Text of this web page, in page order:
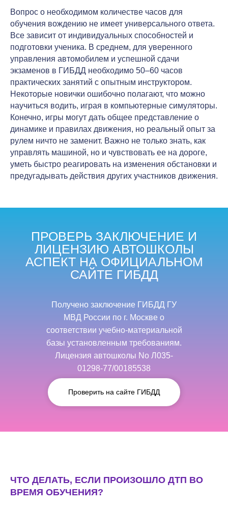
Вопрос о необходимом количестве часов для
обучения вождению не имеет универсального ответа.
Все зависит от индивидуальных способностей и
подготовки ученика. В среднем, для уверенного
управления автомобилем и успешной сдачи
экзаменов в ГИБДД необходимо 50–60 часов
практических занятий с опытным инструктором.
Некоторые новички ошибочно полагают, что можно
научиться водить, играя в компьютерные симуляторы.
Конечно, игры могут дать общее представление о
динамике и правилах движения, но реальный опыт за
рулем ничто не заменит. Важно не только знать, как
управлять машиной, но и чувствовать ее на дороге,
уметь быстро реагировать на изменения обстановки и
предугадывать действия других участников движения.
ПРОВЕРЬ ЗАКЛЮЧЕНИЕ И
ЛИЦЕНЗИЮ АВТОШКОЛЫ
АСПЕКТ НА ОФИЦИАЛЬНОМ
САЙТЕ ГИБДД
Получено заключение ГИБДД ГУ
МВД России по г. Москве о
соответствии учебно-материальной
базы установленным требованиям.
Лицензия автошколы No Л035-
01298-77/00185538
Проверить на сайте ГИБДД
ЧТО ДЕЛАТЬ, ЕСЛИ ПРОИЗОШЛО ДТП ВО
ВРЕМЯ ОБУЧЕНИЯ?